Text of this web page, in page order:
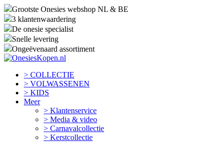
Grootste Onesies webshop NL & BE
3 klantenwaardering
De onesie specialist
Snelle levering
Ongeëvenaard assortiment
> COLLECTIE
> VOLWASSENEN
> KIDS
Meer
> Klantenservice
> Media & video
> Carnavalcollectie
> Kerstcollectie